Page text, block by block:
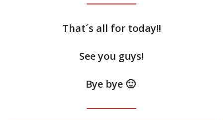
That´s all for today!!
See you guys!
Bye bye 🙂